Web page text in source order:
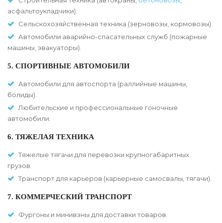
асфальтоукладчики).
Сельскохозяйственная техника (зерновозы, кормовозы).
Автомобили аварийно-спасательных служб (пожарные
машины, эвакуаторы).
5. СПОРТИВНЫЕ АВТОМОБИЛИ
Автомобили для автоспорта (раллийные машины,
болиды).
Любительские и профессиональные гоночные
автомобили.
6. ТЯЖЕЛАЯ ТЕХНИКА
Тяжелые тягачи для перевозки крупногабаритных
грузов.
Транспорт для карьеров (карьерные самосвалы, тягачи).
7. КОММЕРЧЕСКИЙ ТРАНСПОРТ
Фургоны и минивэны для доставки товаров.